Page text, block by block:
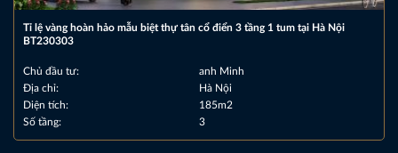
Tỉ lệ vàng hoàn hảo mẫu biệt thự tân cổ điển 3 tầng 1 tum tại Hà Nội
BT230303
Chủ đầu tư:
anh Minh
Địa chỉ:
Hà Nội
Diện tích:
185m2
Số tầng:
3